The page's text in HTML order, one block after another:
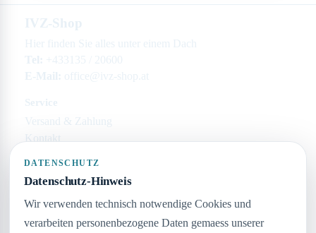
Versand & Zahlung
Kontakt
Rechtliches
Impressum
Widerruf
DATENSCHUTZ
Datenschutz-Hinweis
Wir verwenden technisch notwendige Cookies und
verarbeiten personenbezogene Daten gemaess unserer